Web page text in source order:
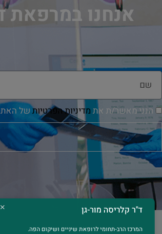
אנחנו במרפאת
הנני מאשר/ת אתמדיניות הפרטיותשל
ד"ר קלריסה מור-גן
המרכז הרב-תחומי לרופאת שיניים ושיקום הפה.